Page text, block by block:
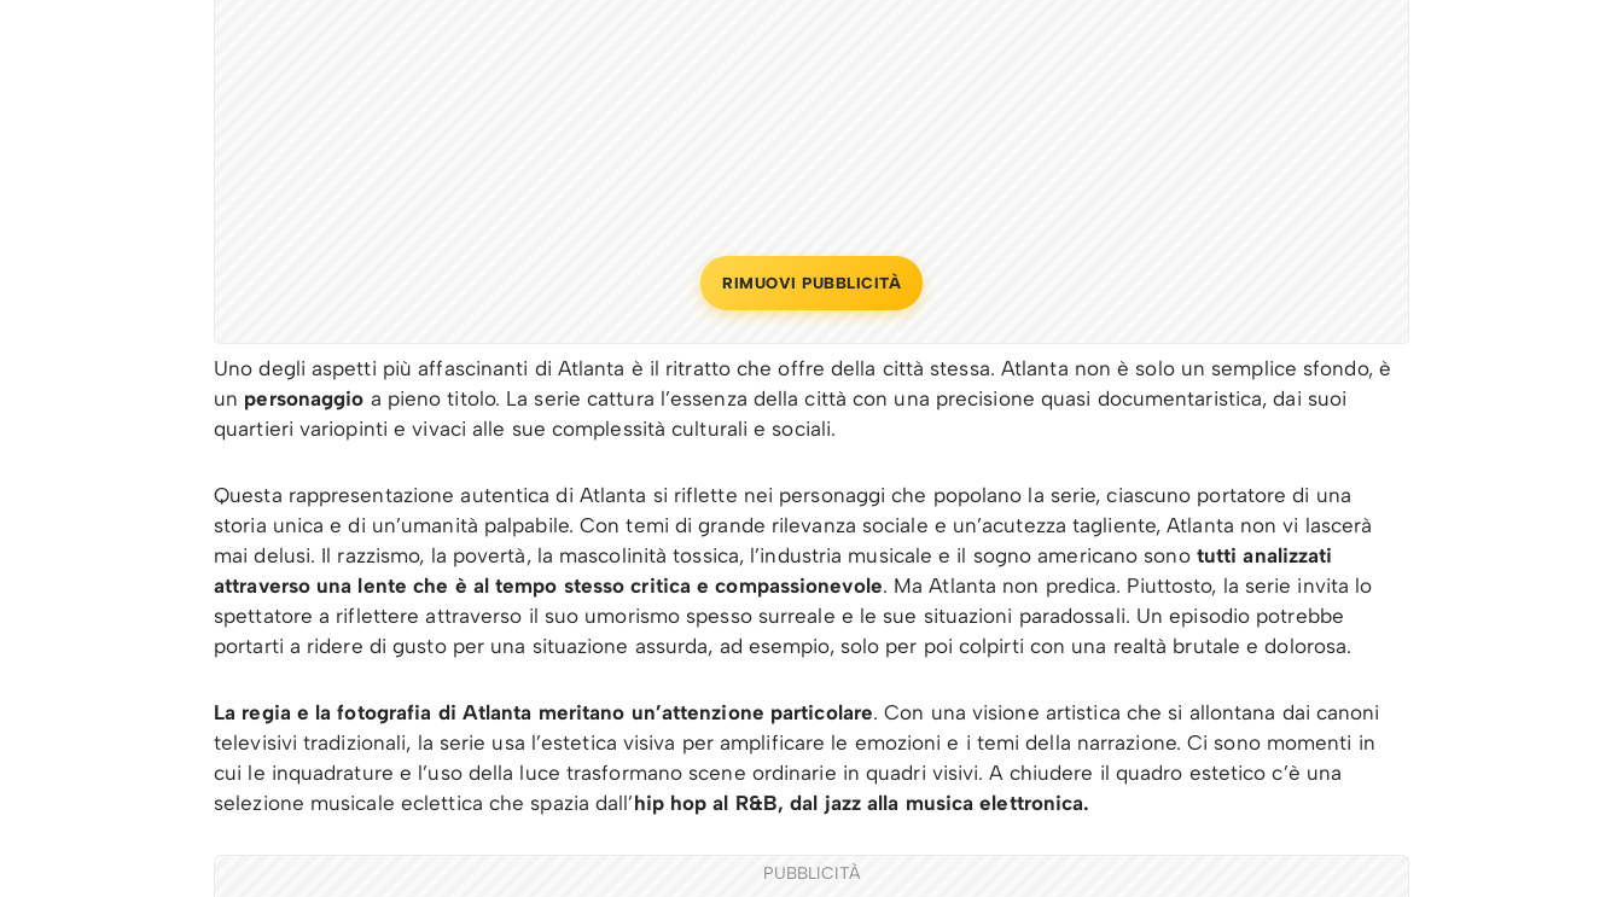
RIMUOVI PUBBLICITÀ
Uno degli aspetti più affascinanti di Atlanta è il ritratto che offre della città stessa. Atlanta non è solo un semplice sfondo, è
un personaggio a pieno titolo. La serie cattura l’essenza della città con una precisione quasi documentaristica, dai suoi
quartieri variopinti e vivaci alle sue complessità culturali e sociali.
Questa rappresentazione autentica di Atlanta si riflette nei personaggi che popolano la serie, ciascuno portatore di una
storia unica e di un’umanità palpabile. Con temi di grande rilevanza sociale e un’acutezza tagliente, Atlanta non vi lascerà
mai delusi. Il razzismo, la povertà, la mascolinità tossica, l’industria musicale e il sogno americano sono tutti analizzati
attraverso una lente che è al tempo stesso critica e compassionevole. Ma Atlanta non predica. Piuttosto, la serie invita lo
spettatore a riflettere attraverso il suo umorismo spesso surreale e le sue situazioni paradossali. Un episodio potrebbe
portarti a ridere di gusto per una situazione assurda, ad esempio, solo per poi colpirti con una realtà brutale e dolorosa.
La regia e la fotografia di Atlanta meritano un’attenzione particolare. Con una visione artistica che si allontana dai canoni
televisivi tradizionali, la serie usa l’estetica visiva per amplificare le emozioni e i temi della narrazione. Ci sono momenti in
cui le inquadrature e l’uso della luce trasformano scene ordinarie in quadri visivi. A chiudere il quadro estetico c’è una
selezione musicale eclettica che spazia dall’hip hop al R&B, dal jazz alla musica elettronica.
PUBBLICITÀ